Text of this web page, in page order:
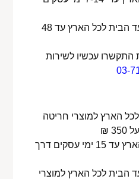
משלוח אקספרס – שליח עד הבית לכל הארץ עד 48
התקשרו עכשיו לשירות
03-
הארץ למוצרי חריטה
משלוח בדואר רשום לכל הארץ עד 15 ימי עסקים דרך
הבית לכל הארץ למוצרי